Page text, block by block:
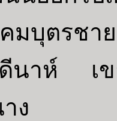
คมบุตรชา
ดีนาห์ เข
ง